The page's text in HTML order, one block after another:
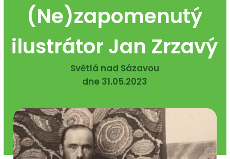
(Ne)zapomenutý
ilustrátor Jan Zrzavý
Světlá nad Sázavou
dne 31.05.2023